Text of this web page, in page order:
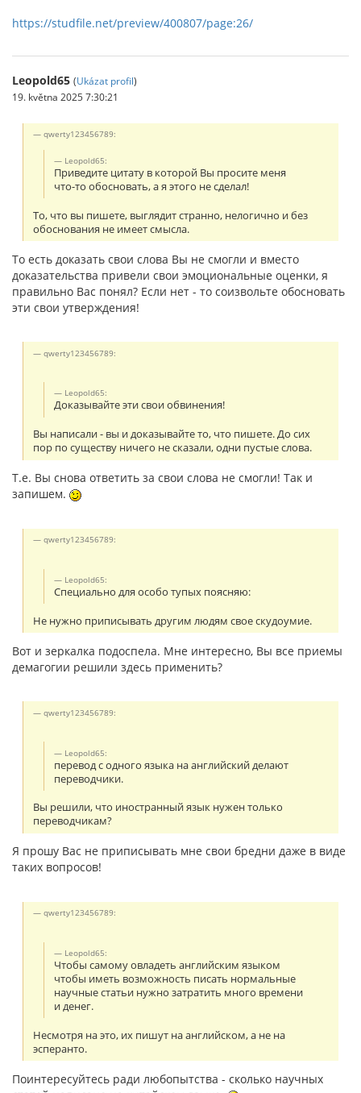
https://studfile.net/preview/400807/page:26/
Leopold65 (Ukázat profil)
19. května 2025 7:30:21
qwerty123456789:
Leopold65:
Приведите цитату в которой Вы просите меня
что-то обосновать, а я этого не сделал!
То, что вы пишете, выглядит странно, нелогично и без
обоснования не имеет смысла.
То есть доказать свои слова Вы не смогли и вместо
доказательства привели свои эмоциональные оценки, я
правильно Вас понял? Если нет - то соизвольте обосновать
эти свои утверждения!
qwerty123456789:
Leopold65:
Доказывайте эти свои обвинения!
Вы написали - вы и доказывайте то, что пишете. До сих
пор по существу ничего не сказали, одни пустые слова.
Т.е. Вы снова ответить за свои слова не смогли! Так и
запишем.
qwerty123456789:
Leopold65:
Специально для особо тупых поясняю:
Не нужно приписывать другим людям свое скудоумие.
Вот и зеркалка подоспела. Мне интересно, Вы все приемы
демагогии решили здесь применить?
qwerty123456789:
Leopold65:
перевод с одного языка на английский делают
переводчики.
Вы решили, что иностранный язык нужен только
переводчикам?
Я прошу Вас не приписывать мне свои бредни даже в виде
таких вопросов!
qwerty123456789:
Leopold65:
Чтобы самому овладеть английским языком
чтобы иметь возможность писать нормальные
научные статьи нужно затратить много времени
и денег.
Несмотря на это, их пишут на английском, а не на
эсперанто.
Поинтересуйтесь ради любопытства - сколько научных